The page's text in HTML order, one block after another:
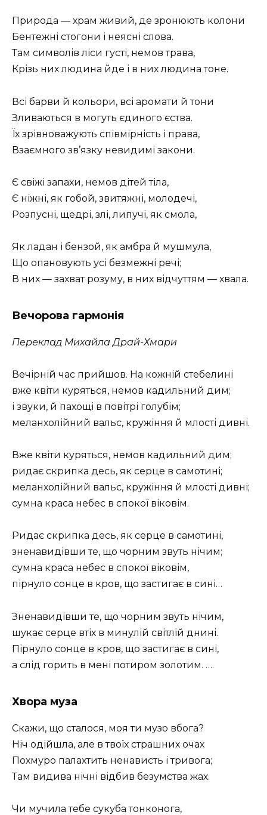
Природа — храм живий, де зронюють колони
Бентежні стогони і неясні слова.
Там символів ліси густі, немов трава,
Крізь них людина йде і в них людина тоне.
Всі барви й кольори, всі аромати й тони
Зливаються в могуть єдиного єства.
Їх зрівноважують співмірність і права,
Взаємного зв’язку невидимі закони.
Є свіжі запахи, немов дітей тіла,
Є ніжні, як гобой, звитяжні, молодечі,
Розпусні, щедрі, злі, липучі, як смола,
Як ладан і бензой, як амбра й мушмула,
Що опановують усі безмежні речі;
В них — захват розуму, в них відчуттям — хвала.
Вечорова гармонія
Переклад Михайла Драй-Хмари
Вечірній час прийшов. На кожній стебелині
вже квіти куряться, немов кадильний дим;
і звуки, й пахощі в повітрі голубім;
меланхолійний вальс, кружіння й млості дивні.
Вже квіти куряться, немов кадильний дим;
ридає скрипка десь, як серце в самотині;
меланхолійний вальс, кружіння й млості дивні;
сумна краса небес в спокої віковім.
Ридає скрипка десь, як серце в самотині,
зненавидівши те, що чорним звуть нічим;
сумна краса небес в спокої віковім,
пірнуло сонце в кров, що застигає в сині…
Зненавидівши те, що чорним звуть нічим,
шукає серце втіх в минулій світлій днині.
Пірнуло сонце в кров, що застигає в сині,
а слід горить в мені потиром золотим. ….
Хвора муза
Скажи, що сталося, моя ти музо вбога?
Ніч одійшла, але в твоїх страшних очах
Похмуро палахтить ненависть і тривога;
Там видива нічні відбив безумства жах.
Чи мучила тебе сукуба тонконога,